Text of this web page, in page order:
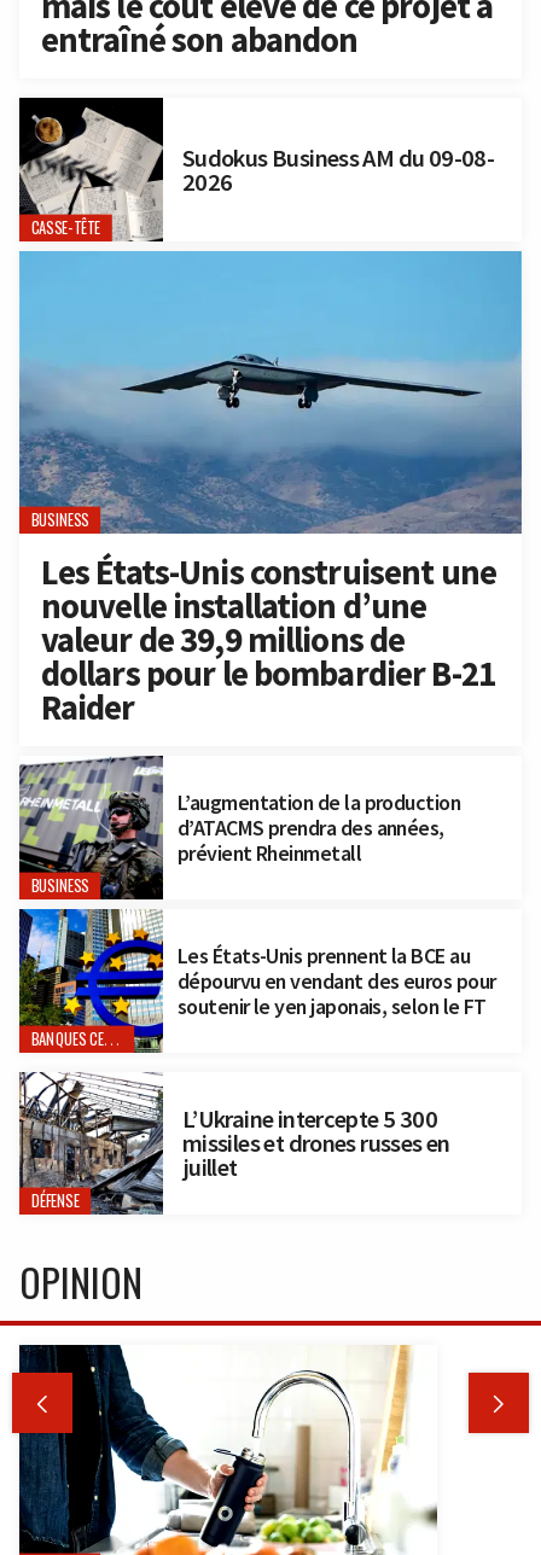
entraîné son abandon
CASSE-TÊTE
Sudokus Business AM du 09-08-
2026
BUSINESS
Les États-Unis construisent une
nouvelle installation d’une
valeur de 39,9 millions de
dollars pour le bombardier B-21
Raider
BUSINESS
L’augmentation de la production
d’ATACMS prendra des années,
prévient Rheinmetall
BANQUES CENTRALES
Les États-Unis prennent la BCE au
dépourvu en vendant des euros pour
soutenir le yen japonais, selon le FT
DÉFENSE
L’Ukraine intercepte 5 300
missiles et drones russes en
juillet
OPINION
 